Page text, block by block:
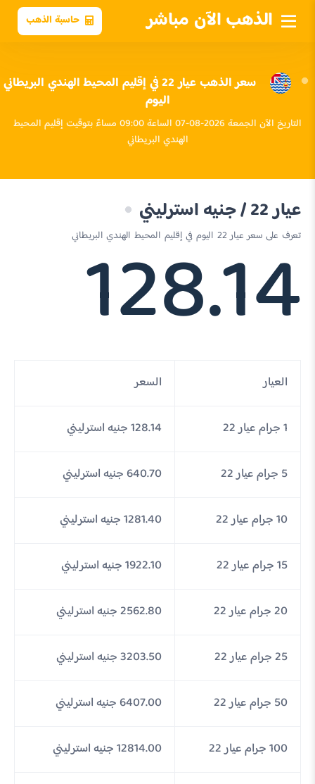
الذهب الآن مباشر حاسبة الذهب
سعر الذهب عيار 22 في إقليم المحيط الهندي البريطاني
اليوم
التاريخ الآن الجمعة 2026-08-07 الساعة 09:00 مساءً بتوقيت إقليم المحيط
الهندي البريطاني
عيار 22 / جنيه استرليني
تعرف على سعر عيار 22 اليوم في إقليم المحيط الهندي البريطاني
128.14
العيار السعر
1 جرام عيار 22 128.14 جنيه استرليني
5 جرام عيار 22 640.70 جنيه استرليني
10 جرام عيار 22 1281.40 جنيه استرليني
15 جرام عيار 22 1922.10 جنيه استرليني
20 جرام عيار 22 2562.80 جنيه استرليني
25 جرام عيار 22 3203.50 جنيه استرليني
50 جرام عيار 22 6407.00 جنيه استرليني
100 جرام عيار 22 12814.00 جنيه استرليني